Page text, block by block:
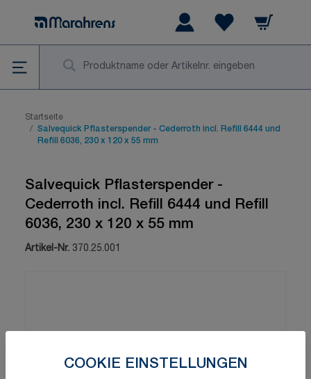
COOKIE EINSTELLUNGEN
Warenkorb
Startseite
/ Salvequick Pflasterspender - Cederroth incl. Refill 6444 und
Refill 6036, 230 x 120 x 55 mm
Salvequick Pflasterspender -
Cederroth incl. Refill 6444 und Refill
6036, 230 x 120 x 55 mm
Artikel-Nr. 370.25.001